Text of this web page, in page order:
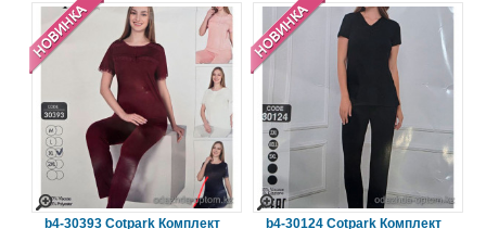
b4-30393 Cotpark Комплект
b4-30124 Cotpark Комплект